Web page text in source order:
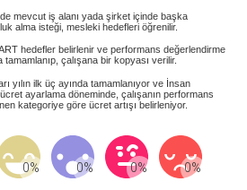
mevcut iş alanı yada şirket içinde başka
alma isteği, mesleki hedefleri öğrenilir.
hedefler belirlenir ve performans değerlendirme
tamamlanıp, çalışana bir kopyası verilir.
yılın ilk üç ayında tamamlanıyor ve İnsan
ayarlama döneminde, çalışanın performans
kategoriye göre ücret artışı belirleniyor.